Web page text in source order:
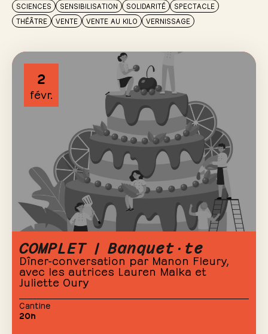
SCIENCES
SENSIBILISATION SOLIDARITÉ
SPECTACLE
THÉÂTRE
VENTE VENTE AU KILO VERNISSAGE
2
févr.
COMPLET | Banquet·te
Dîner-conversation par Manon Fleury,
avec les autrices Lauren Malka et
Juliette Oury
Cantine
20h